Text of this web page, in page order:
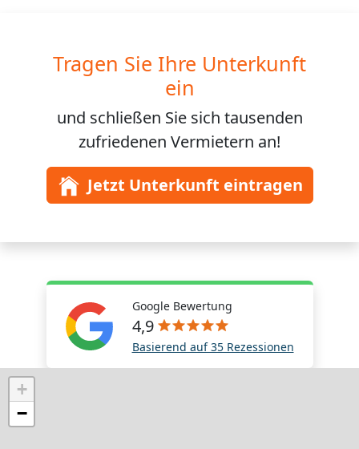
Tragen Sie Ihre Unterkunft
ein
und schließen Sie sich tausenden
zufriedenen Vermietern an!
Jetzt Unterkunft eintragen
Google Bewertung
4,9
Basierend auf 35 Rezessionen
+
−